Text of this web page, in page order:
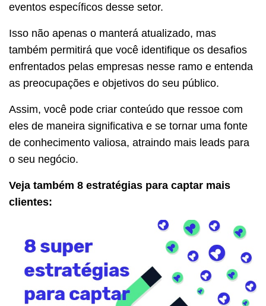
eventos específicos desse setor.
Isso não apenas o manterá atualizado, mas
também permitirá que você identifique os desafios
enfrentados pelas empresas nesse ramo e entenda
as preocupações e objetivos do seu público.
Assim, você pode criar conteúdo que ressoe com
eles de maneira significativa e se tornar uma fonte
de conhecimento valiosa, atraindo mais leads para
o seu negócio.
Veja também 8 estratégias para captar mais
clientes: